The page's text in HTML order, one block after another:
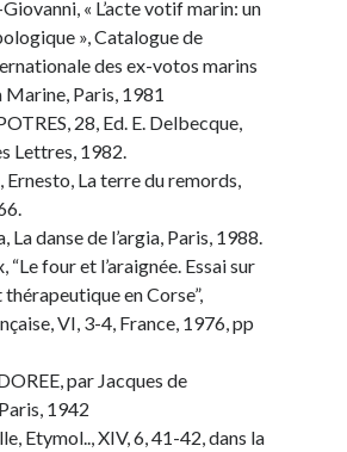
« L’acte votif marin: un
», Catalogue de
des ex-votos marins
Marine, Paris, 1981
28, Ed. E. Delbecque,
Lettres, 1982.
La terre du remords,
La danse de l’argia, Paris, 1988.
four et l’araignée. Essai sur
thérapeutique en Corse”,
VI, 3-4, France, 1976, pp
par Jacques de
1942
Etymol.., XIV, 6, 41-42, dans la